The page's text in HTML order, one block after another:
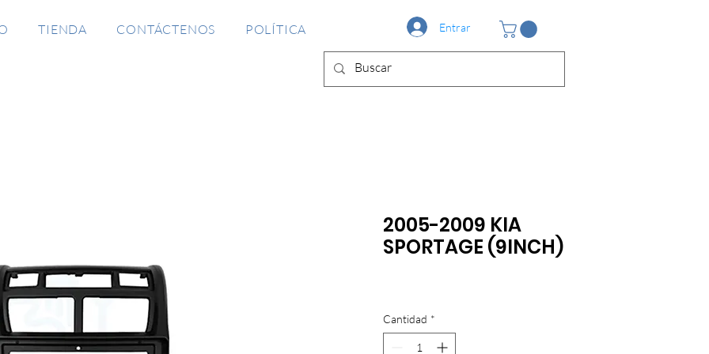
TIENDA CONTÁCTENOS POLÍTICA Entrar
2005-2009 KIA
SPORTAGE (9INCH)
Cantidad *